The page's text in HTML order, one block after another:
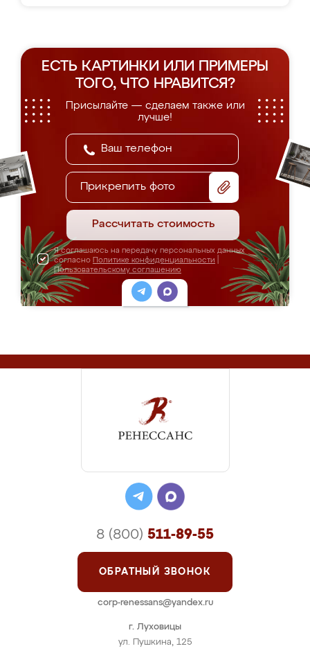
ЕСТЬ КАРТИНКИ ИЛИ ПРИМЕРЫ
ТОГО, ЧТО НРАВИТСЯ?
Присылайте — сделаем также или
лучше!
Прикрепить фото
Рассчитать стоимость
Я соглашаюсь на передачу персональных данных
согласно Политике конфиденциальности
Пользовательскому соглашению
г. Луховицы
ул. Пушкина, 125
8 (800) 511-89-55
ОБРАТНЫЙ ЗВОНОК
corp-renessans@yandex.ru